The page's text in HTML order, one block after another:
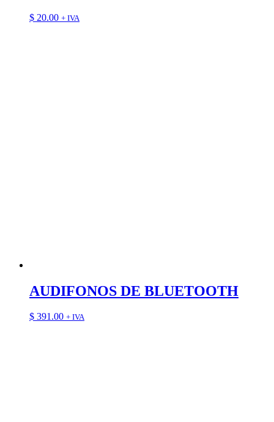
$ 20.00 + IVA
AUDIFONOS DE BLUETOOTH
$ 391.00 + IVA